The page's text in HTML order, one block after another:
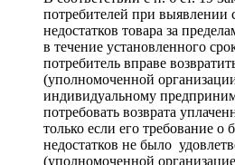
потребителей при выявлении
недостатков товара за
в течение установленного
потребитель вправе
(уполномоченной
индивидуальному
потребовать возврата
только если его требование о
недостатков не было
(уполномоченной